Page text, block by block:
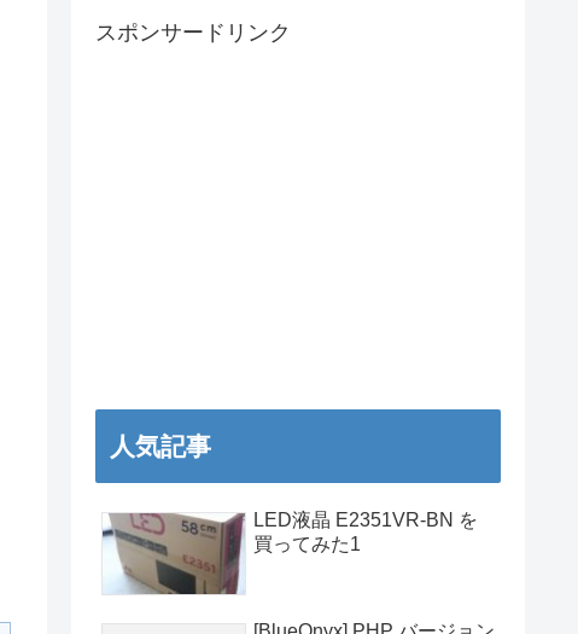
スポンサードリンク
人気記事
LED液晶 E2351VR-BN を
買ってみた1